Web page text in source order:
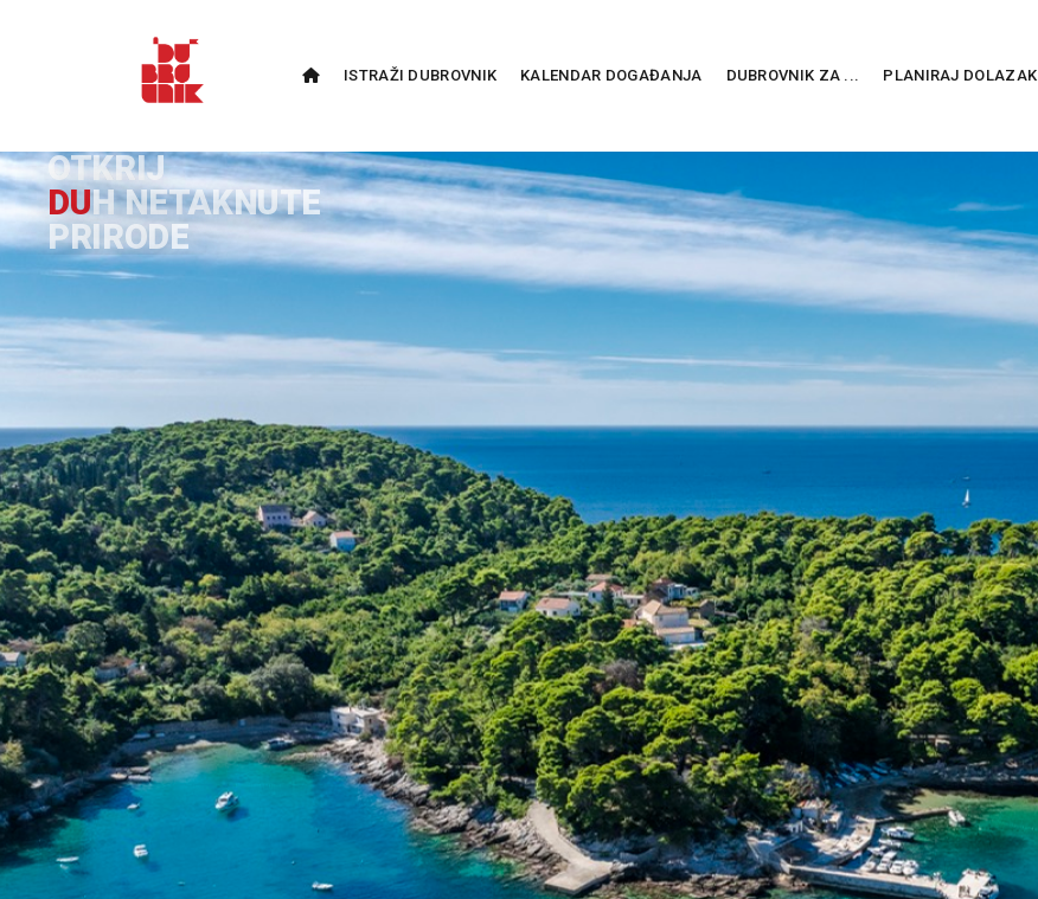
ISTRAŽI DUBROVNIK KALENDAR DOGAĐANJA DUBROVNIK ZA ... PLANIRAJ DOLAZAK
ISTRAŽI
KULTURNU BAŠTINU
GRADA